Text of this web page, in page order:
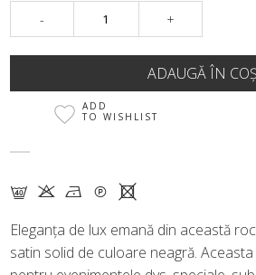
- +
ADD
TO WISHLIST
F K N Q X
Eleganța de lux emană din această
satin solid de culoare neagră.